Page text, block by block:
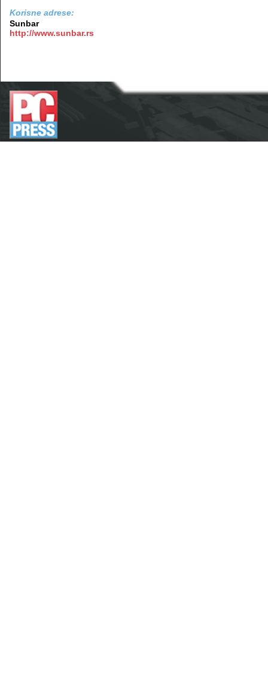
Korisne adrese:
Sunbar
http://www.sunbar.rs